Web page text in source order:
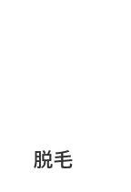
脱毛